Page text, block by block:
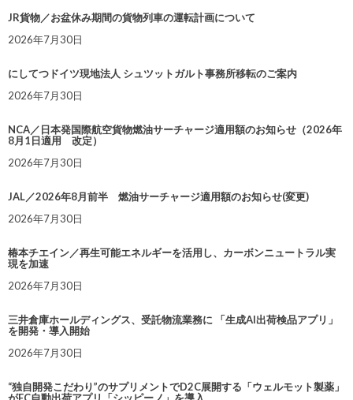
JR貨物／お盆休み期間の貨物列車の運転計画について
2026年7月30日
にしてつドイツ現地法人 シュツットガルト事務所移転のご案内
2026年7月30日
NCA／日本発国際航空貨物燃油サーチャージ適用額のお知らせ（2026年
8月1日適用 改定）
2026年7月30日
JAL／2026年8月前半 燃油サーチャージ適用額のお知らせ(変更)
2026年7月30日
椿本チエイン／再生可能エネルギーを活用し、カーボンニュートラル実
現を加速
2026年7月30日
三井倉庫ホールディングス、受託物流業務に 「生成AI出荷検品アプリ」
を開発・導入開始
2026年7月30日
“独自開発こだわり”のサプリメントでD2C展開する「ウェルモット製薬」